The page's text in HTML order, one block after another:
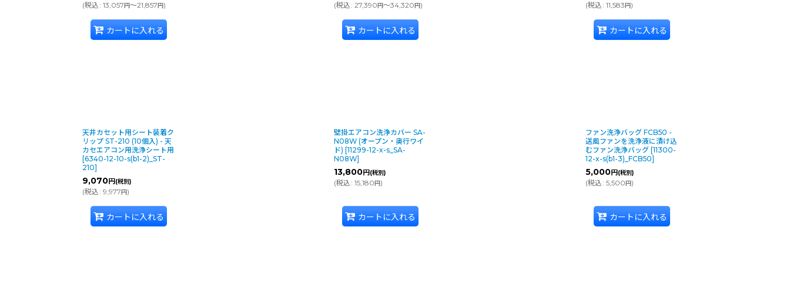
(税込: 13,057円～21,857円)
カートに入れる
(税込: 27,390円～34,320円)
カートに入れる
(税込: 11,583円)
カートに入れる
天井カセット用シート装着ク
リップ ST-210 (10個入) - 天
カセエアコン用洗浄シート用
[6340-12-10-s(b1-2)_ST-
210]
9,070円 (税別)
(税込: 9,977円)
カートに入れる
壁掛エアコン洗浄カバー SA-
N08W (オープン・奥行ワイ
ド) [11299-12-x-s_SA-
N08W]
13,800円 (税別)
(税込: 15,180円)
カートに入れる
ファン洗浄バッグ FCB50 -
送風ファンを洗浄液に漬け込
むファン洗浄バッグ [11300-
12-x-s(b1-3)_FCB50]
5,000円 (税別)
(税込: 5,500円)
カートに入れる